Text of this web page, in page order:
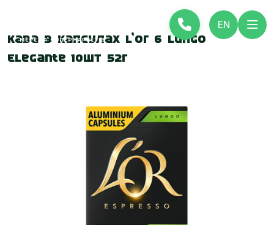
EN
Кава в капсулах L’or 6 Lungo
Elegante 10шт 52г